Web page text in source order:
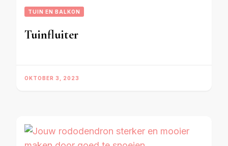
TUIN EN BALKON
Tuinfluiter
OKTOBER 3, 2023